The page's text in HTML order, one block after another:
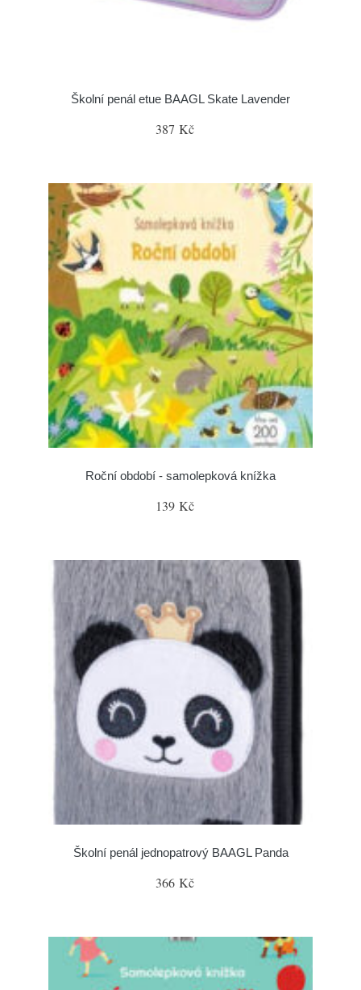
Školní penál etue BAAGL Skate Lavender
387 Kč
Roční období - samolepková knížka
139 Kč
Školní penál jednopatrový BAAGL Panda
366 Kč